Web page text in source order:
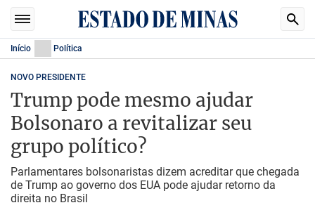
Início Política
NOVO PRESIDENTE
Trump pode mesmo ajudar
Bolsonaro a revitalizar seu
grupo político?
Parlamentares bolsonaristas dizem acreditar que chegada
de Trump ao governo dos EUA pode ajudar retorno da
direita no Brasil